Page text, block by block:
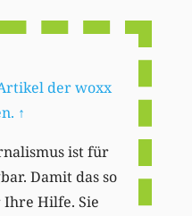
der woxx
↑
ist für
Damit das so
Hilfe. Sie